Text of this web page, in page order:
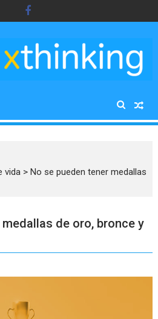
vida >No se pueden tener medallas
de oro, bronce y